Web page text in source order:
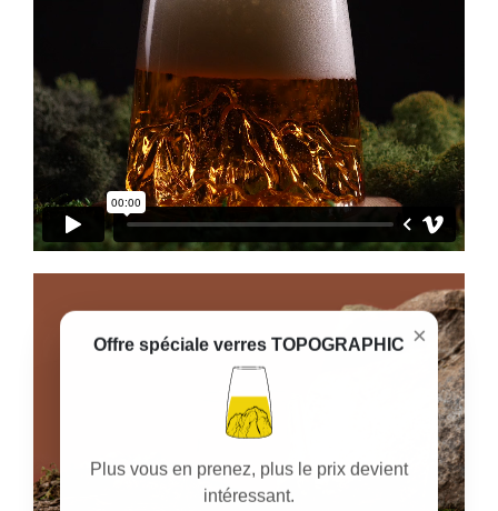
×
Offre spéciale verres TOPOGRAPHIC
Plus vous en prenez, plus le prix devient
intéressant.